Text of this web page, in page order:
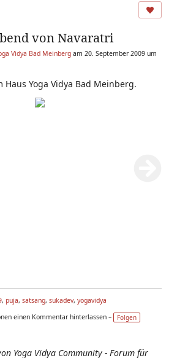
von Navaratri
Vidya Bad Meinberg am 20. September 2009 um
Haus Yoga Vidya Bad Meinberg.
, puja, satsang, sukadev, yogavidya
einen Kommentar hinterlassen –
Folgen
Yoga Vidya Community - Forum für